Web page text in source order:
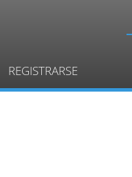
REGISTRARSE